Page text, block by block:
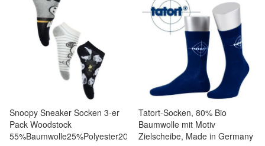
Snoopy Sneaker Socken 3-er
Pack Woodstock
55%Baumwolle25%Polyester20%Polyamid
Tatort-Socken, 80% Bio
Baumwolle mit Motiv
Zielscheibe, Made in Germany